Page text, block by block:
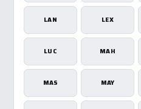
LAN LEX
LUC MAH
MAS MAY